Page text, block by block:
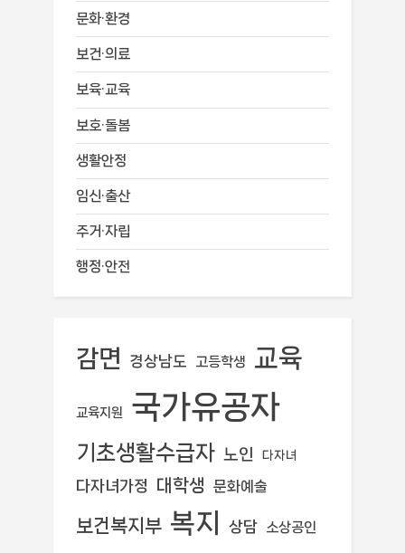
문화·환경
보건·의료
보육·교육
보호·돌봄
생활안정
임신·출산
주거·자립
행정·안전
감면 경상남도 고등학생 교육
교육지원 국가유공자
기초생활수급자 노인 다자녀
다자녀가정 대학생 문화예술
보건복지부 복지 상담 소상공인